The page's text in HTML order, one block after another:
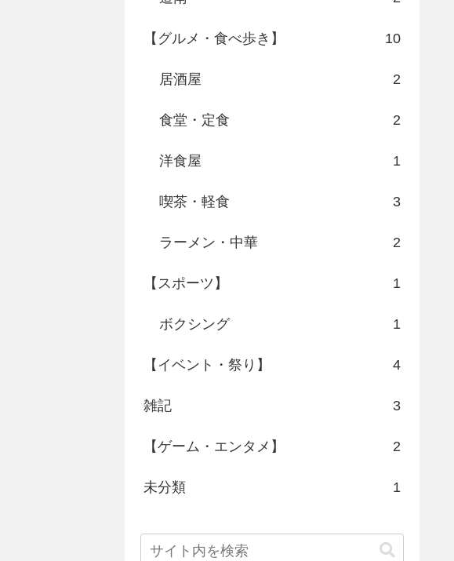
【グルメ・食べ歩き】 10
居酒屋 2
食堂・定食 2
洋食屋 1
喫茶・軽食 3
ラーメン・中華 2
【スポーツ】 1
ボクシング 1
【イベント・祭り】 4
雑記 3
【ゲーム・エンタメ】 2
未分類 1